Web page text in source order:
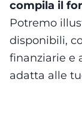
compila il
Potremo
disponibili,
finanziarie e
adatta alle